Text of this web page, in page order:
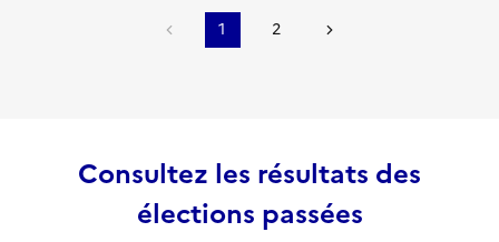
1 2
Consultez les résultats des
élections passées